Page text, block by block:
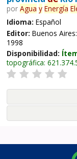
por Agua y Energía
Idioma: Español
Editor: Buenos Aires:
1998
Disponibilidad:
topográfica: